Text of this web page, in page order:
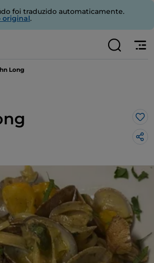
foi traduzido automaticamente.
original.
Long